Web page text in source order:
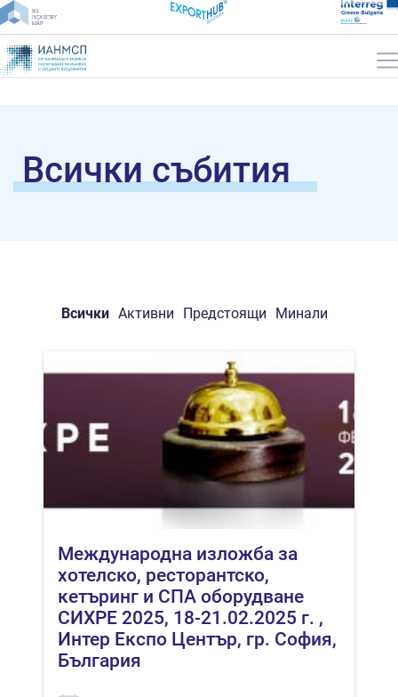
Всички събития
Всички Активни Предстоящи Минали
Международна изложба за
хотелско, ресторантско,
кетъринг и СПА оборудване
СИХРЕ 2025, 18-21.02.2025 г. ,
Интер Експо Център, гр. София,
България